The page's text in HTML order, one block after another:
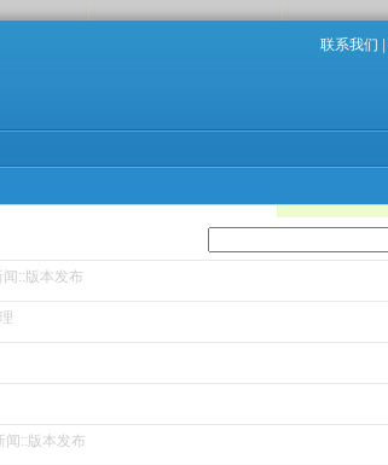
联系我们
:: 版本发布
闻 :: 版本发布